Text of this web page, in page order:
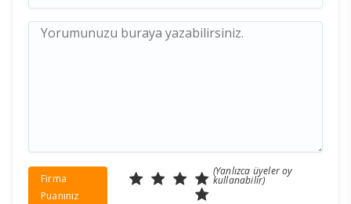
Firma
Puanınız
(Yanlızca üyeler oy
kullanabilir)